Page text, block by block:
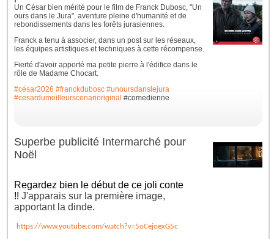
Un César bien mérité pour le film de Franck Dubosc, "Un
ours dans le Jura", aventure pleine d'humanité et de
rebondissements dans les forêts jurasiennes.
Franck a tenu à associer, dans un post sur les réseaux,
les équipes artistiques et techniques à cette récompense.
Fierté d'avoir apporté ma petite pierre à l'édifice dans le
rôle de Madame Chocart.
#césar2026 #franckdubosc #unoursdanslejura
#cesardumeilleurscenarioriginal #comedienne
Superbe publicité Intermarché pour
Noël
Regardez bien le début de ce joli conte
!!J'apparais sur la première image,
apportant la dinde.
https://www.youtube.com/watch?v=5oCejoexG5c